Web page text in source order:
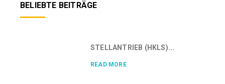
BELIEBTE BEITRÄGE
STELLANTRIEB (HKLS)...
READ MORE